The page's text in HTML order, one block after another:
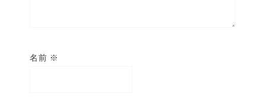
名前 ※